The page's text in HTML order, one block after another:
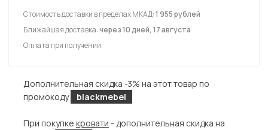
Стоимость доставки в пределах МКАД:1 955 рублей
Ближайшая доставка:через 10 дней, 17 августа
Оплата при получении
Дополнительная скидка -3% на этот товар по
промокоду
blackmebel
При покупке кровати - дополнительная скидка на